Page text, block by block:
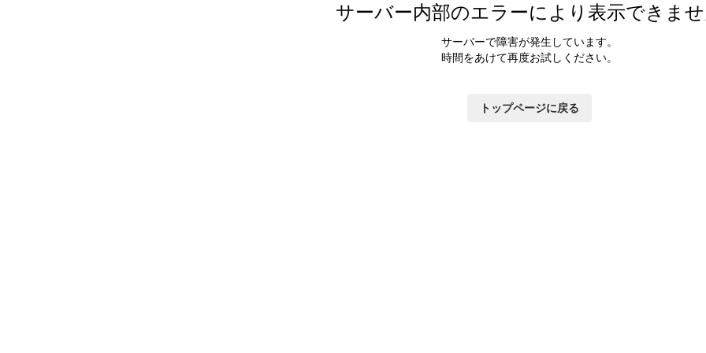
サーバー内部のエラーにより表示できま
サーバーで障害が発生しています。
時間をあけて再度お試しください。
トップページに戻る